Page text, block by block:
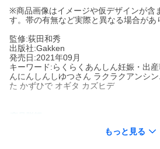
※商品画像はイメージや仮デザインが含
す。帯の有無など実際と異なる場合があ
監修:荻田和秀
出版社:Gakken
発売日:2021年09月
キーワード:らくらくあんしん妊娠・出
んにんしんしゆつさん ラクラクアンシ
た かずひで オギタ カズヒデ
もっと見る